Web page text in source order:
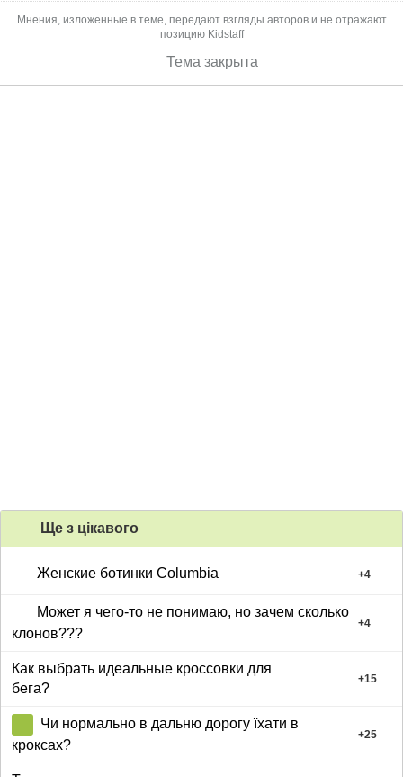
Мнения, изложенные в теме, передают взгляды авторов и не отражают
позицию Kidstaff
Тема закрыта
Ще з цiкавого
Женские ботинки Columbia +4
Может я чего-то не понимаю, но зачем сколько
клонов???
+4
Как выбрать идеальные кроссовки для
бега?
+15
Чи нормально в дальню дорогу їхати в
кроксах?
+25